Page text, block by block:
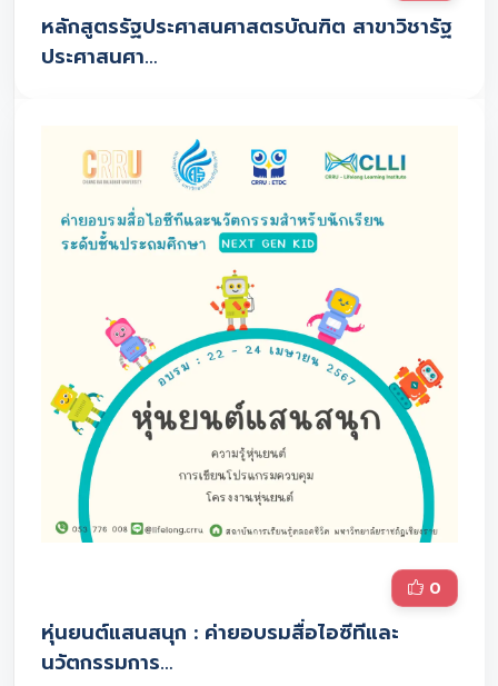
หลักสูตรรัฐประศาสนศาสตรบัณฑิต สาขาวิชารัฐ
ประศาสนศา…
0
หุ่นยนต์แสนสนุก : ค่ายอบรมสื่อไอซีทีและ
นวัตกรรมการ…